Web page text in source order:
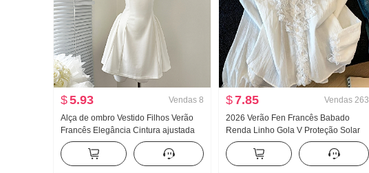
$5.93 Vendas 8
Alça de ombro Vestido Filhos Verão
Francês Elegância Cintura ajustada
Efeito emagrecedor Saia regata Saia
curta
$7.85 Vendas 263
2026 Verão Fen Francês Babado
Renda Linho Gola V Proteção Solar
Camisa Manga longa feminina Solto
Design Sentido Para cima